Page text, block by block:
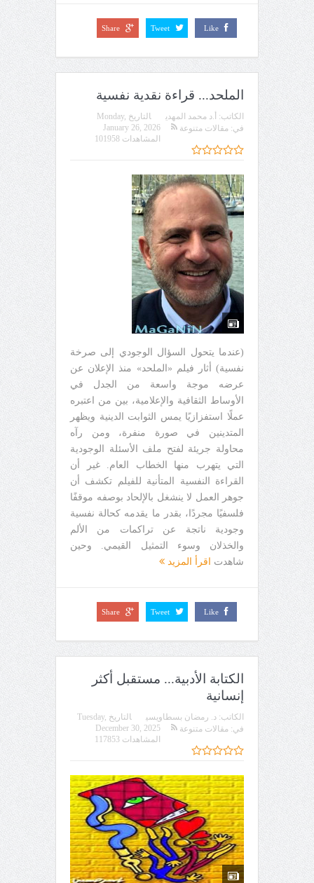
Like
Tweet
Share
الملحد... قراءة نقدية نفسية
الكاتب: أ.د محمد المهدي التاريخ Monday,
January 26, 2026
في: مقالات متنوعة
المشاهدات 101958
(عندما يتحول السؤال الوجودي إلى صرخة
نفسية) أثار فيلم «الملحد» منذ الإعلان عن
عرضه موجة واسعة من الجدل في
الأوساط الثقافية والإعلامية، بين من اعتبره
عملًا استفزازيًا يمس الثوابت الدينية ويظهر
المتدينين في صورة منفرة، ومن رآه
محاولة جريئة لفتح ملف الأسئلة الوجودية
التي يتهرب منها الخطاب العام. غير أن
القراءة النفسية المتأنية للفيلم تكشف أن
جوهر العمل لا ينشغل بالإلحاد بوصفه موقفًا
فلسفيًا مجردًا، بقدر ما يقدمه كحالة نفسية
وجودية ناتجة عن تراكمات من الألم
والخذلان وسوء التمثيل القيمي. وحين
شاهدت
اقرأ المزيد
Like
Tweet
Share
الكتابة الأدبية... مستقبل أكثر
إنسانية
الكاتب: د. رمضان بسطاويسي التاريخ Tuesday,
December 30, 2025
في: مقالات متنوعة
المشاهدات 117853